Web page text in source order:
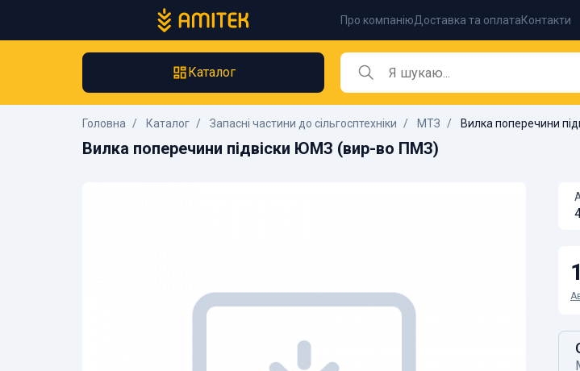
Про компаніюДоставка та оплатаКонтакти
Каталог
Головна Каталог Запасні частини до сільгосптехніки МТЗ Вилка поперечини
Вилка поперечини підвіски ЮМЗ (вир-во ПМЗ)